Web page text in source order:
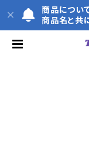
商品につ
商品名と共